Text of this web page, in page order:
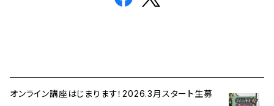
オンライン講座はじまります！2026.3月スタート生募